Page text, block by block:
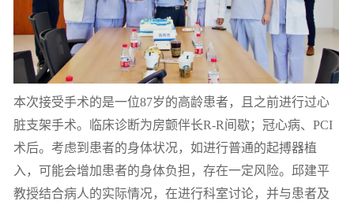
本次接受手术的是一位87岁的高龄患者，且之前进行过心
脏支架手术。临床诊断为房颤伴长R-R间歇；冠心病、PCI
术后。考虑到患者的身体状况，如进行普通的起搏器植
入，可能会增加患者的身体负担，存在一定风险。邱建平
教授结合病人的实际情况，在进行科室讨论，并与患者及